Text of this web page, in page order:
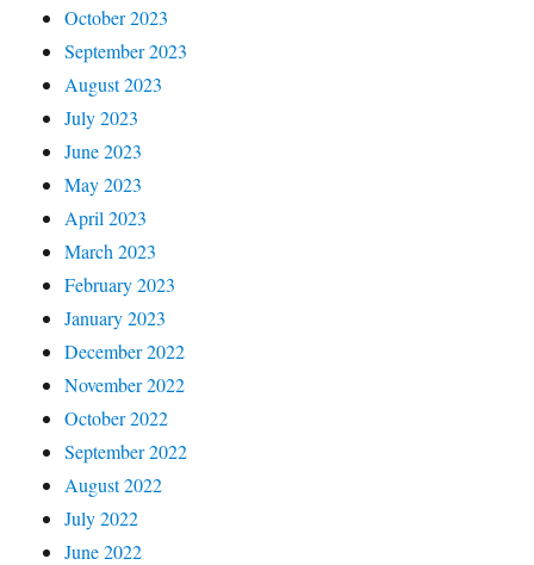
October 2023
September 2023
August 2023
July 2023
June 2023
May 2023
April 2023
March 2023
February 2023
January 2023
December 2022
November 2022
October 2022
September 2022
August 2022
July 2022
June 2022